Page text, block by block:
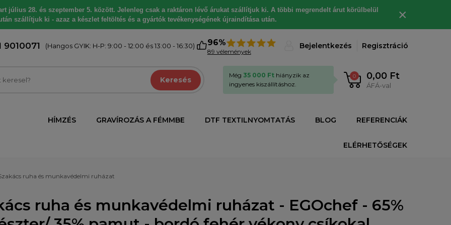
július 28. és szeptember 5. között. Jelenleg csak a raktáron lévő árukat szállítjuk ki. A többi megrendelt árut körülbelül
szállítjuk ki - azaz a készlet feltöltés és a gyártók tevékenységének újraindítása után.
×
9010071 (Hangos GYIK: H-P: 9:00 - 12:00 és 13:00 - 16:30) 96%
89 vélemények
Bejelentkezés Regisztráció
Keresés 0 0,00 Ft
ÁFÁ-val
Még 35 000 Ft hiányzik az
ingyenes kiszállításhoz.
HÍMZÉS GRAVÍROZÁS A FÉMMBE DTF TEXTILNYOMTATÁS BLOG REFERENCIÁK
ELÉRHETŐSÉGEK
ruha és munkavédelmi ruházat
ruha és munkavédelmi ruházat - EGOchef - 65%